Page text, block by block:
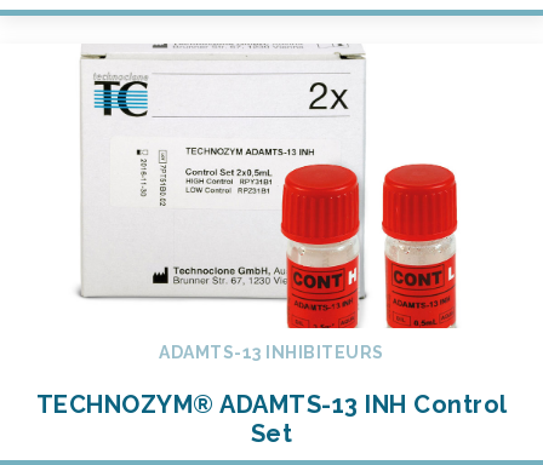
ADAMTS-13 INHIBITEURS
TECHNOZYM® ADAMTS-13 INH Control
Set